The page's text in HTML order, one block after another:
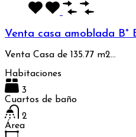
Venta casa amoblada B°
Venta Casa de 135.77 m2…
Habitaciones
3
Cuartos de baño
2
Área